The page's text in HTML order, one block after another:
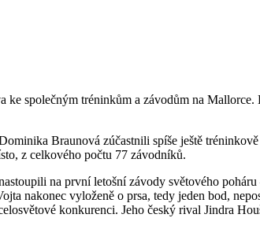
společným tréninkům a závodům na
Braunová zúčastnili spíše ještě
z celkového počtu 77 závodníků.
na první letošní závody světového
nakonec vyloženě o prsa, tedy jeden bod,
konkurenci. Jeho český rival Jindra